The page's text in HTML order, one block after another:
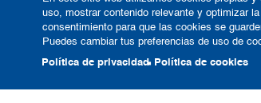
uso, mostrar contenido relevante y optimizar
consentimiento para que las cookies se
Puedes cambiar tus preferencias de uso de
Política de privacidad Política de cookies
Notificaciones Judiciales:
om